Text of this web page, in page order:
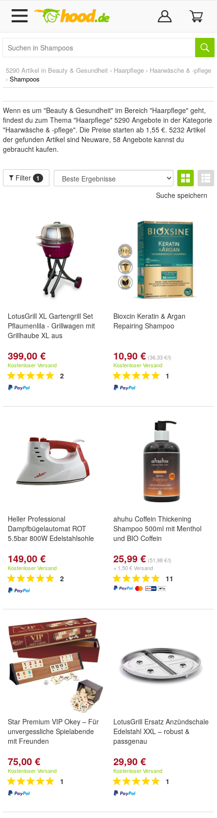
5290 Artikel in Beauty & Gesundheit › Haarpflege › Haarwäsche & -pflege
› Shampoos
Wenn es um "Beauty & Gesundheit" im Bereich "Haarpflege" geht,
findest du zum Thema "Haarpflege" 5290 Angebote in der Kategorie
"Haarwäsche & -pflege". Die Preise starten ab 1,55 €. 5232 Artikel
der gefunden Artikel sind Neuware, 58 Angebote kannst du
gebraucht kaufen.
Filter 1
Suche speichern
LotusGrill XL Gartengrill Set
Pflaumenlila - Grillwagen mit
Grillhaube XL aus
399,00 €
Kostenloser Versand
2
Bioxcin Keratin & Argan
Repairing Shampoo
10,90 € (36,33 €/l)
Kostenloser Versand
1
Heller Professional
Dampfbügelautomat ROT
5.5bar 800W Edelstahlsohle
149,00 €
Kostenloser Versand
2
ahuhu Coffein Thickening
Shampoo 500ml mit Menthol
und BIO Coffein
25,99 € (51,98 €/l)
+ 1,50 € Versand
11
Star Premium VIP Okey – Für
unvergessliche Spielabende
mit Freunden
75,00 €
Kostenloser Versand
1
LotusGrill Ersatz Anzündschale
Edelstahl XXL – robust &
passgenau
29,90 €
Kostenloser Versand
1